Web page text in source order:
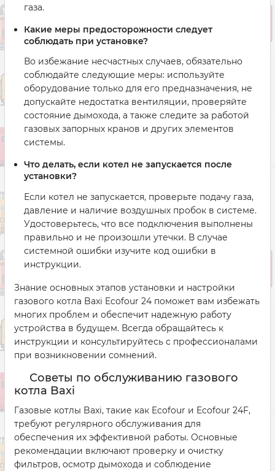
газа.
Какие меры предосторожности следует
соблюдать при установке?
Во избежание несчастных случаев, обязательно
соблюдайте следующие меры: используйте
оборудование только для его предназначения, не
допускайте недостатка вентиляции, проверяйте
состояние дымохода, а также следите за работой
газовых запорных кранов и других элементов
системы.
Что делать, если котел не запускается после
установки?
Если котел не запускается, проверьте подачу газа,
давление и наличие воздушных пробок в системе.
Удостоверьтесь, что все подключения выполнены
правильно и не произошли утечки. В случае
системной ошибки изучите код ошибки в
инструкции.
Знание основных этапов установки и настройки
газового котла Baxi Ecofour 24 поможет вам избежать
многих проблем и обеспечит надежную работу
устройства в будущем. Всегда обращайтесь к
инструкции и консультируйтесь с профессионалами
при возникновении сомнений.
Советы по обслуживанию газового
котла Baxi
Газовые котлы Baxi, такие как Ecofour и Ecofour 24F,
требуют регулярного обслуживания для
обеспечения их эффективной работы. Основные
рекомендации включают проверку и очистку
фильтров, осмотр дымохода и соблюдение